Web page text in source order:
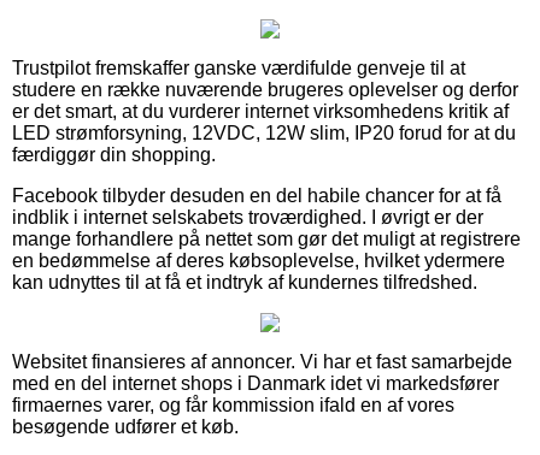
Trustpilot fremskaffer ganske værdifulde genveje til at
studere en række nuværende brugeres oplevelser og derfor
er det smart, at du vurderer internet virksomhedens kritik af
LED strømforsyning, 12VDC, 12W slim, IP20 forud for at du
færdiggør din shopping.
Facebook tilbyder desuden en del habile chancer for at få
indblik i internet selskabets troværdighed. I øvrigt er der
mange forhandlere på nettet som gør det muligt at registrere
en bedømmelse af deres købsoplevelse, hvilket ydermere
kan udnyttes til at få et indtryk af kundernes tilfredshed.
Websitet finansieres af annoncer. Vi har et fast samarbejde
med en del internet shops i Danmark idet vi markedsfører
firmaernes varer, og får kommission ifald en af vores
besøgende udfører et køb.